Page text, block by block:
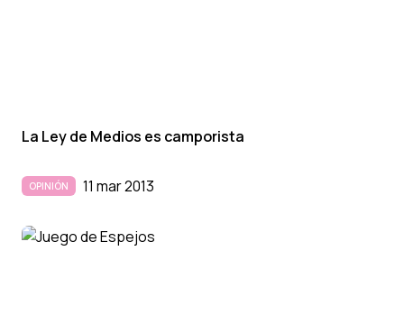
La Ley de Medios es camporista
OPINIÓN 11 mar 2013